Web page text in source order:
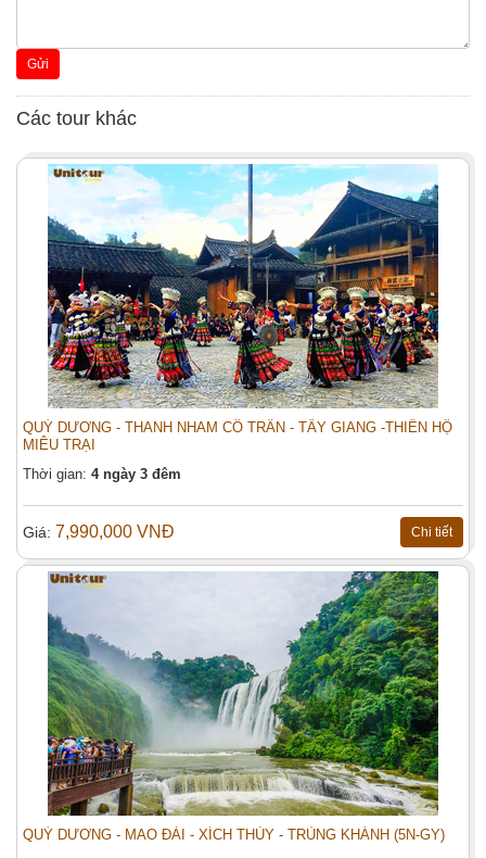
Gửi
Các tour khác
QUÝ DƯƠNG - THANH NHAM CỔ TRẤN - TÂY GIANG -THIÊN HỘ
MIÊU TRẠI
Thời gian: 4 ngày 3 đêm
Giá: 7,990,000 VNĐ Chi tiết
QUÝ DƯƠNG - MAO ĐÀI - XÍCH THỦY - TRÙNG KHÁNH (5N-GY)
Đặt tour:
THANH ĐẢO - YÊN ĐÀI - UY HẢI
Họ tên (*)
Điện thoại: